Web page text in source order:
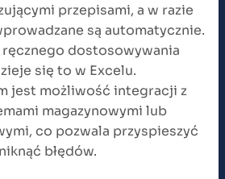
przepisami, a w razie
są automatycznie.
dostosowywania
się to w Excelu.
jest możliwość integracji z
magazynowymi lub
co pozwala przyspieszyć
błędów.